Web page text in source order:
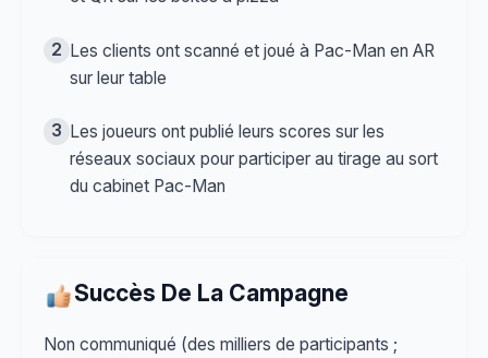
2 Les clients ont scanné et joué à Pac-Man en AR
sur leur table
3 Les joueurs ont publié leurs scores sur les
réseaux sociaux pour participer au tirage au sort
du cabinet Pac-Man
Succès De La Campagne
Non communiqué (des milliers de participants ;